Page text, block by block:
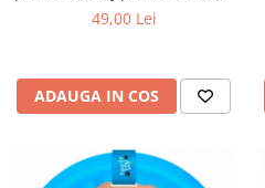
rase mici 2x18cm
49,00 Lei
ADAUGA IN COS